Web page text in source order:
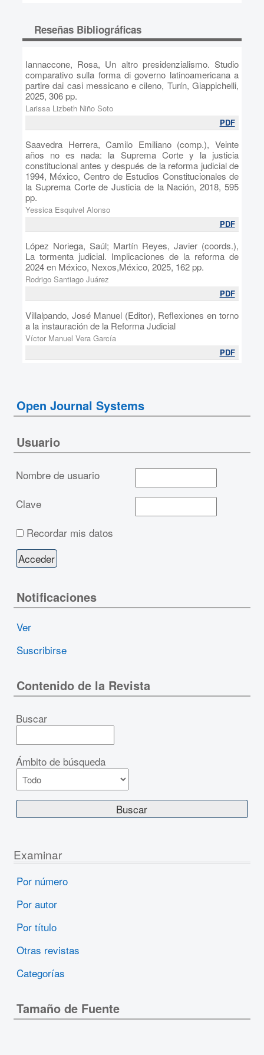
Reseñas Bibliográficas
Iannaccone, Rosa, Un altro presidenzialismo. Studio
comparativo sulla forma di governo latinoamericana a
partire dai casi messicano e cileno, Turín, Giappichelli,
2025, 306 pp.
Larissa Lizbeth Niño Soto
PDF
Saavedra Herrera, Camilo Emiliano (comp.), Veinte
años no es nada: la Suprema Corte y la justicia
constitucional antes y después de la reforma judicial de
1994, México, Centro de Estudios Constitucionales de
la Suprema Corte de Justicia de la Nación, 2018, 595
pp.
Yessica Esquivel Alonso
PDF
López Noriega, Saúl; Martín Reyes, Javier (coords.),
La tormenta judicial. Implicaciones de la reforma de
2024 en México, Nexos,México, 2025, 162 pp.
Rodrigo Santiago Juárez
PDF
Villalpando, José Manuel (Editor), Reflexiones en torno
a la instauración de la Reforma Judicial
Víctor Manuel Vera García
PDF
Open Journal Systems
Usuario
Nombre de usuario
Clave
Recordar mis datos
Notificaciones
Ver
Suscribirse
Contenido de la Revista
Buscar
Ámbito de búsqueda
Examinar
Por número
Por autor
Por título
Otras revistas
Categorías
Tamaño de Fuente